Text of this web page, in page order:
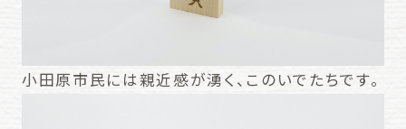
小田原市民には親近感が湧く、このいでたちです。